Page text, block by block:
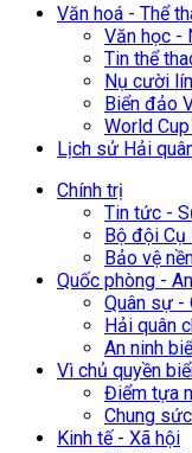
Văn hoá - Thể
Văn học -
Tin thể
Nụ cười
Biển đảo
World
Lịch sử Hải
Chính trị
Tin tức -
Bộ đội Cụ
Bảo vệ
Quốc phòng -
Quân sự -
Hải quân
An ninh
Vì chủ quyền
Điểm tựa
Chung
Kinh tế - Xã hội